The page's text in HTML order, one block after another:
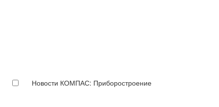
Новости КОМПАС: Приборостроение